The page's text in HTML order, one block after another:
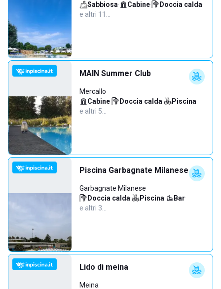
Sabbiosa· Cabine· Doccia calda·
e altri 11…
MAIN Summer Club
Mercallo
Cabine· Doccia calda· Piscina·
e altri 5…
Piscina Garbagnate Milanese
Garbagnate Milanese
Doccia calda· Piscina· Bar·
e altri 3…
Lido di meina
Meina